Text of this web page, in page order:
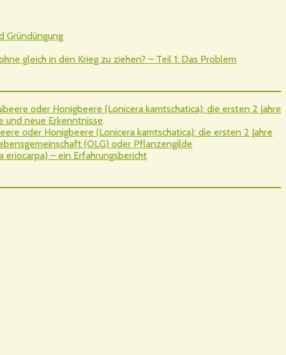
Gründüngung
gleich in den Krieg zu ziehen? – Teil 1: Das Problem
oder Honigbeere (Lonicera kamtschatica): die ersten 2 Jahre
und neue Erkenntnisse
oder Honigbeere (Lonicera kamtschatica): die ersten 2 Jahre
(OLG) oder Pflanzengilde
eriocarpa) – ein Erfahrungsbericht